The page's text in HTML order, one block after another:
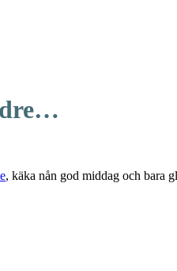
, käka nån god middag och bara